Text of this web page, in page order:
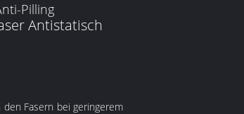
Pilling
Antistatisch
Fasern bei geringerem